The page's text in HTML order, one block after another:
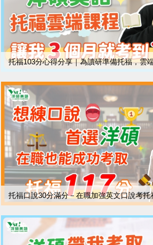
托福口說30分滿分－在職加強英文口說考托